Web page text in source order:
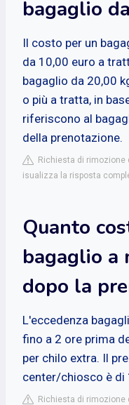
bagaglio
Il costo per un
da 10,00 euro a
bagaglio da 20,00
o più a tratta, in
riferiscono al
della prenotazione.
Richiesta di rimozione
isualizza la risposta
Quanto
bagaglio a
dopo la
L'eccedenza
fino a 2 ore prima
per chilo extra. Il
center/chiosco è di
Richiesta di rimozione